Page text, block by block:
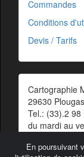
En poursuivant
Commandes
Conditions
Devis / Tarifs
Cartographie
29630
Tel.: (33).2 98
du mardi au